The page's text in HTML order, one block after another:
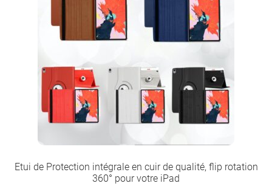
Etui de Protection intégrale en cuir de qualité, flip rotation
360° pour votre iPad